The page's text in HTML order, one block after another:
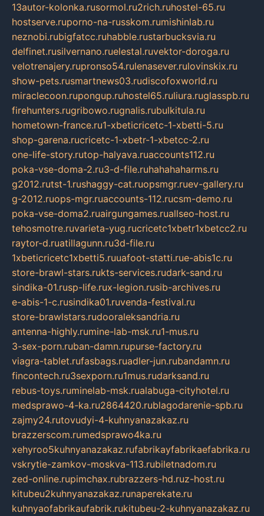
13autor-kolonka.rusormol.ru2rich.ruhostel-65.ru
hostserve.ruporno-na-russkom.rumishinlab.ru
neznobi.rubigfatcc.ruhabble.rustarbucksvia.ru
delfinet.rusilvernano.ruelestal.ruvektor-doroga.ru
velotrenajery.rupronso54.rulenasever.rulovinskix.ru
show-pets.rusmartnews03.rudiscofoxworld.ru
miraclecoon.rupongup.ruhostel65.ruliura.ruglasspb.ru
firehunters.rugribowo.rugnalis.rubulkitula.ru
hometown-france.ru1-xbeticricetc-1-xbetti-5.ru
shop-garena.rucricetc-1-xbetr-1-xbetcc-2.ru
one-life-story.rutop-halyava.ruaccounts112.ru
poka-vse-doma-2.ru3-d-file.ruhahahaharms.ru
g2012.rutst-1.rushaggy-cat.ruopsmgr.ruev-gallery.ru
g-2012.ruops-mgr.ruaccounts-112.rucsm-demo.ru
poka-vse-doma2.ruairgungames.ruallseo-host.ru
tehosmotre.ruvarieta-yug.rucricetc1xbetr1xbetcc2.ru
raytor-d.ruatillagunn.ru3d-file.ru
1xbeticricetc1xbetti5.ruuafoot-statti.rue-abis1c.ru
store-brawl-stars.rukts-services.rudark-sand.ru
sindika-01.rusp-life.rux-legion.rusib-archives.ru
e-abis-1-c.rusindika01.ruvenda-festival.ru
store-brawlstars.rudooraleksandria.ru
antenna-highly.rumine-lab-msk.ru1-mus.ru
3-sex-porn.ruban-damn.rupurse-factory.ru
viagra-tablet.rufasbags.ruadler-jun.rubandamn.ru
fincontech.ru3sexporn.ru1mus.rudarksand.ru
rebus-toys.ruminelab-msk.rualabuga-cityhotel.ru
medsprawo-4-ka.ru2864420.rublagodarenie-spb.ru
zajmy24.rutovudyi-4-kuhnyanazakaz.ru
brazzerscom.rumedsprawo4ka.ru
xehyroo5kuhnyanazakaz.rufabrikayfabrikaefabrika.ru
vskrytie-zamkov-moskva-113.rubiletnadom.ru
zed-online.rupimchax.rubrazzers-hd.ruz-host.ru
kitubeu2kuhnyanazakaz.runaperekate.ru
kuhnyaofabrikaufabrik.rukitubeu-2-kuhnyanazakaz.ru